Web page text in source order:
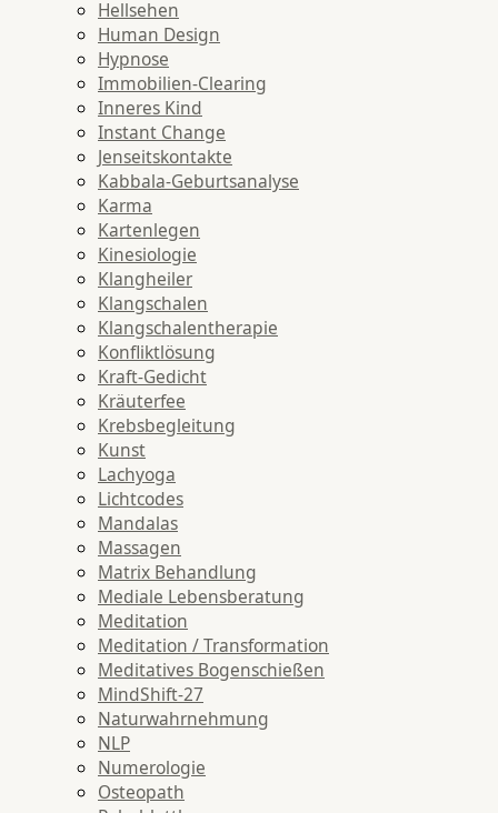
Hellsehen
Human Design
Hypnose
Immobilien-Clearing
Inneres Kind
Instant Change
Jenseitskontakte
Kabbala-Geburtsanalyse
Karma
Kartenlegen
Kinesiologie
Klangheiler
Klangschalen
Klangschalentherapie
Konfliktlösung
Kraft-Gedicht
Kräuterfee
Krebsbegleitung
Kunst
Lachyoga
Lichtcodes
Mandalas
Massagen
Matrix Behandlung
Mediale Lebensberatung
Meditation
Meditation / Transformation
Meditatives Bogenschießen
MindShift-27
Naturwahrnehmung
NLP
Numerologie
Osteopath